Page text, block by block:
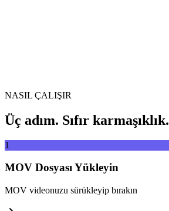
NASIL ÇALIŞIR
Üç adım. Sıfır karmaşıklık.
1
MOV Dosyası Yükleyin
MOV videonuzu sürükleyip bırakın